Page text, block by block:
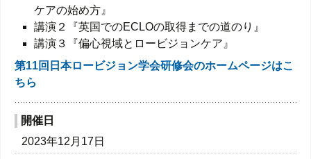
ケアの始め⽅』
講演２『英国でのECLOの取得までの道のり』
講演３『偏心視域とロービジョンケア』
第11回日本ロービジョン学会研修会のホームページはこ
ちら
開催日
2023年12月17日